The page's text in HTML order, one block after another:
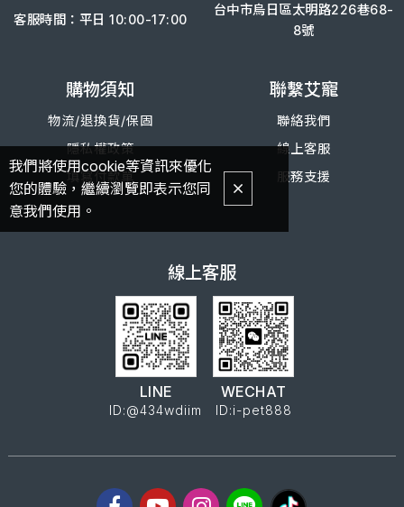
客服時間：平日 10:00-17:00
台中市烏日區太明路226巷68-
8號
購物須知
物流/退換貨/保固
隱私權政策
填寫付款單
聯繫艾寵
聯絡我們
線上客服
服務支援
線上客服
LINE
ID:@434wdiim
WECHAT
ID:i-pet888
我們將使用cookie等資訊來優化
您的體驗，繼續瀏覽即表示您同
意我們使用。